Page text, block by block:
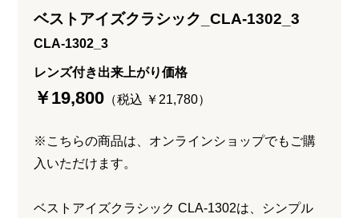
ベストアイズクラシック_CLA-1302_3
CLA-1302_3
レンズ付き出来上がり価格
￥19,800 （税込 ￥21,780）
※こちらの商品は、オンラインショップでもご購
入いただけます。
ベストアイズクラシック CLA-1302は、シンプル